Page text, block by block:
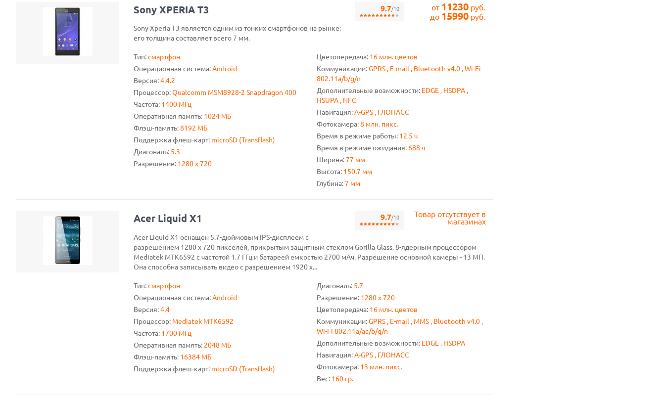
от 11230 руб.
до 15990 руб.
9.7/10
Sony XPERIA T3
Sony Xperia T3 является одним из тонких смартфонов на рынке:
его толщина составляет всего 7 мм.
Тип:смартфон
Операционная система:Android
Версия:4.4.2
Процессор:Qualcomm MSM8928-2 Snapdragon 400
Частота: 1400 МГц
Оперативная память: 1024 МБ
Флэш-память:8192 МБ
Поддержка флеш-карт: microSD (Transflash)
Диагональ: 5.3
Разрешение: 1280 x 720
Цветопередача: 16 млн. цветов
Коммуникации:GPRS , E-mail , Bluetooth v4.0 , Wi-Fi
802.11a/b/g/n
Дополнительные возможности: EDGE , HSDPA ,
HSUPA , NFC
Навигация:A-GPS , ГЛОНАСС
Фотокамера:8 млн. пикс.
Время в режиме работы: 12.5 ч
Время в режиме ожидания: 688 ч
Ширина:77 мм
Высота: 150.7 мм
Глубина:7 мм
Товар отсутствует в
магазинах
9.7/10
Acer Liquid X1
Acer Liquid X1 оснащен 5.7-дюймовым IPS-дисплеем с
разрешением 1280 x 720 пикселей, прикрытым защитным стеклом Gorilla Glass, 8-ядерным процессором
Mediatek MTK6592 с частотой 1.7 ГГц и батареей емкостью 2700 мАч. Разрешение основной камеры - 13 МП.
Она способна записывать видео с разрешением 1920 x...
Тип:смартфон
Операционная система:Android
Версия:4.4
Процессор: Mediatek MTK6592
Частота: 1700 МГц
Оперативная память: 2048 МБ
Флэш-память: 16384 МБ
Поддержка флеш-карт: microSD (Transflash)
Диагональ: 5.7
Разрешение: 1280 x 720
Цветопередача: 16 млн. цветов
Коммуникации:GPRS , E-mail , MMS , Bluetooth v4.0 ,
Wi-Fi 802.11a/ac/b/g/n
Дополнительные возможности: EDGE , HSDPA
Навигация:A-GPS , ГЛОНАСС
Фотокамера: 13 млн. пикс.
Вес: 160 гр.